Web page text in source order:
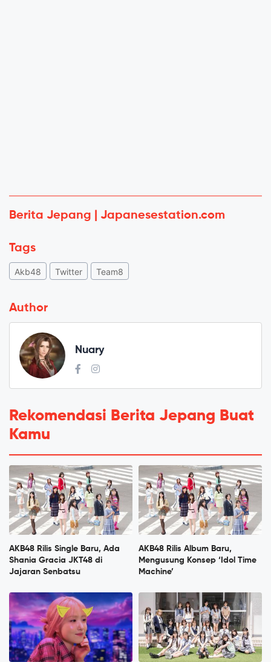
Berita Jepang | Japanesestation.com
Tags
Akb48 Twitter Team8
Author
Nuary
Rekomendasi Berita Jepang Buat
Kamu
AKB48 Rilis Single Baru, Ada
Shania Gracia JKT48 di
Jajaran Senbatsu
AKB48 Rilis Album Baru,
Mengusung Konsep ‘Idol Time
Machine’